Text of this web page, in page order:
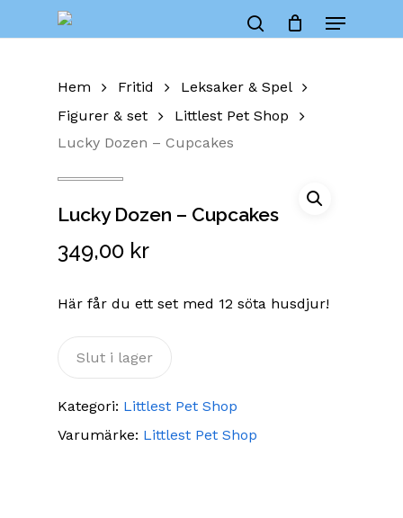
Menu
Cart Close
Hem Fritid
Leksaker & Spel
Figurer & set
Littlest Pet Shop
Lucky Dozen – Cupcakes
Lucky Dozen – Cupcakes
349,00 kr
Här får du ett set med 12 söta husdjur!
Slut i lager
Kategori: Littlest Pet Shop
Varumärke: Littlest Pet Shop